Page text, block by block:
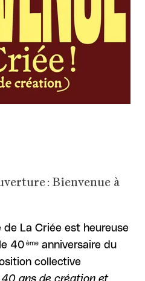
: Bienvenue à
de La Criée est heureuse
40 ème anniversaire du
collective